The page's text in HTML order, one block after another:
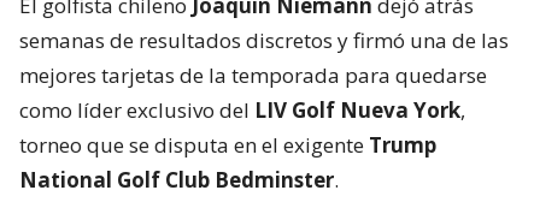
semanas de resultados discretos y firmó una de las
mejores tarjetas de la temporada para quedarse
como líder exclusivo del LIV Golf Nueva York,
torneo que se disputa en el exigente Trump
National Golf Club Bedminster.